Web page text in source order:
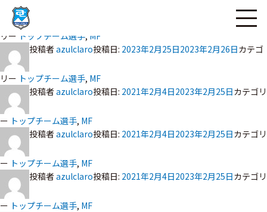
2023年2月26日カテゴ
リー トップチーム選手, MF
投稿者azulclaro投稿日: 2023年2月25日2023年2月26日カテゴ
リー トップチーム選手, MF
投稿者azulclaro投稿日: 2021年2月4日2023年2月25日カテゴリ
ー トップチーム選手, MF
投稿者azulclaro投稿日: 2021年2月4日2023年2月25日カテゴリ
ー トップチーム選手, MF
投稿者azulclaro投稿日: 2021年2月4日2023年2月25日カテゴリ
ー トップチーム選手, MF